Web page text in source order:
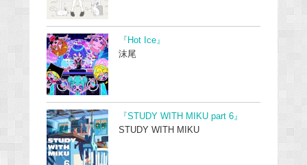
『Hot Ice』
沫尾
『STUDY WITH MIKU part 6』
STUDY WITH MIKU